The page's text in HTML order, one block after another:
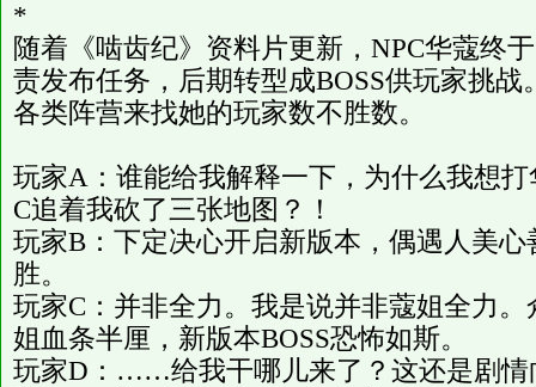
*
随着《啮齿纪》资料片更新，NPC华蔻终
责发布任务，后期转型成BOSS供玩家挑战
各类阵营来找她的玩家数不胜数。
玩家A：谁能给我解释一下，为什么我想
C追着我砍了三张地图？！
玩家B：下定决心开启新版本，偶遇人美
胜。
玩家C：并非全力。我是说并非蔻姐全力
姐血条半厘，新版本BOSS恐怖如斯。
玩家D：……给我干哪儿来了？这还是剧情